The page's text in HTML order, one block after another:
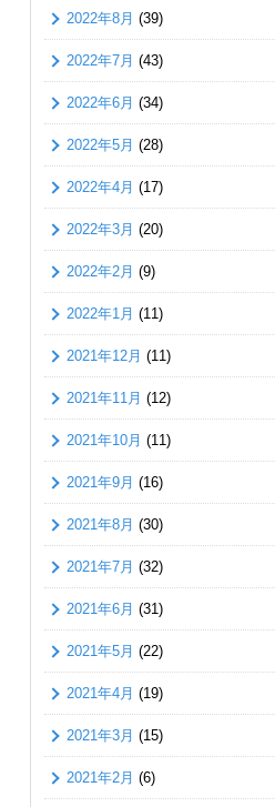
2022年8月 (39)
2022年7月 (43)
2022年6月 (34)
2022年5月 (28)
2022年4月 (17)
2022年3月 (20)
2022年2月 (9)
2022年1月 (11)
2021年12月 (11)
2021年11月 (12)
2021年10月 (11)
2021年9月 (16)
2021年8月 (30)
2021年7月 (32)
2021年6月 (31)
2021年5月 (22)
2021年4月 (19)
2021年3月 (15)
2021年2月 (6)